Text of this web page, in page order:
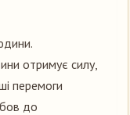
отримує силу,
перемоги
до